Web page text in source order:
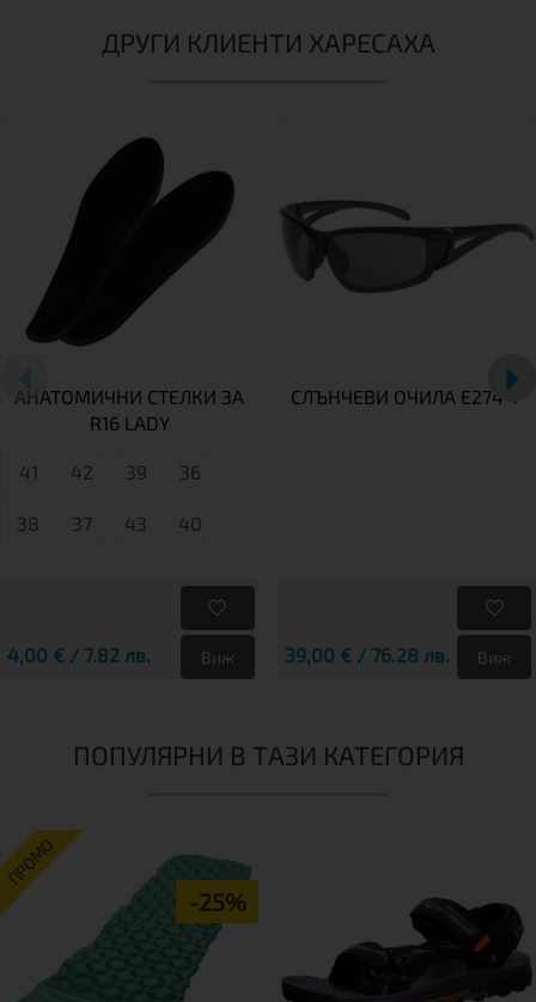
ДРУГИ КЛИЕНТИ ХАРЕСАХА
АНАТОМИЧНИ СТЕЛКИ ЗА
R16 LADY
41 42 39 36
38 37 43 40
4,00 € / 7.82 лв. Виж
СЛЪНЧЕВИ ОЧИЛА E274-1
39,00 € / 76.28 лв. Виж
ПОПУЛЯРНИ В ТАЗИ КАТЕГОРИЯ
ПРОМО
-25%